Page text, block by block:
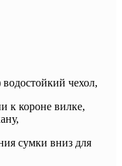
чехол,
к короне вилке,
сумки вниз для